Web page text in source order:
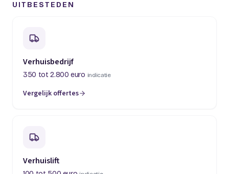
UITBESTEDEN
Verhuisbedrijf
350 tot 2.800 euro indicatie
Vergelijk offertes
(opent in een nieuw tabblad)
Verhuislift